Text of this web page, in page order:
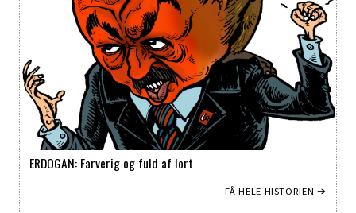
ERDOGAN: Farverig og fuld af lort
FÅ HELE HISTORIEN ➔